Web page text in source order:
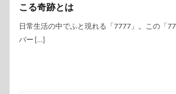
こる奇跡とは
日常生活の中でふと現れる「7777」。この「
バー […]